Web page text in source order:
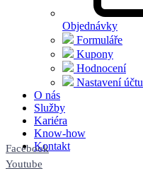
Objednávky
Formuláře
Kupony
Hodnocení
Nastavení účtu
O nás
Služby
Kariéra
Know-how
Kontakt
Facebook
Youtube